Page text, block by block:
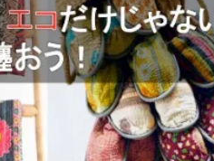
チャレンジ
CAMPFIRE for Social Good
CAMPFIREふるさと納税